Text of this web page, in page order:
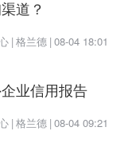
道？
| 格兰德 | 08-04 18:01
业信用报告
| 格兰德 | 08-04 09:21